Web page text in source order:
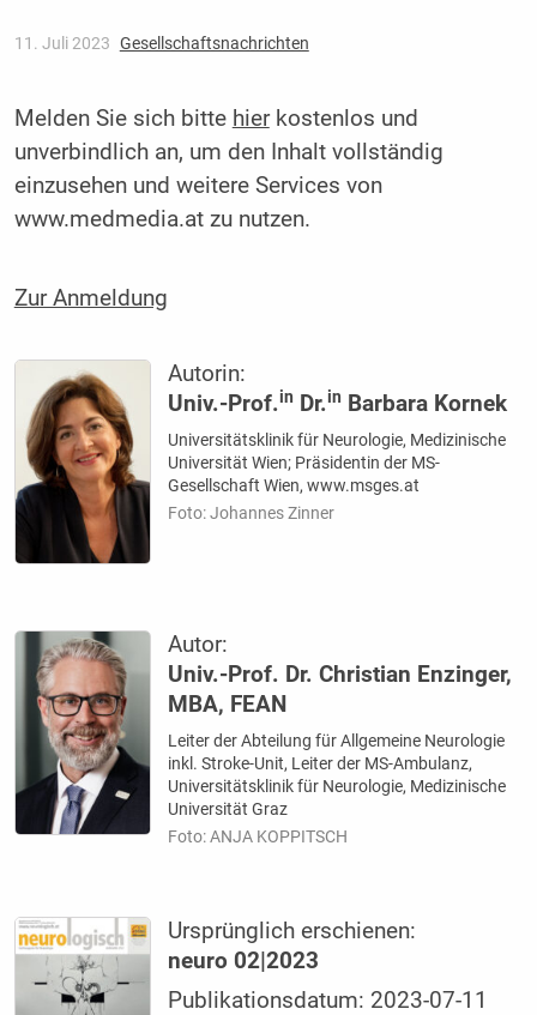
11. Juli 2023 Gesellschaftsnachrichten
Melden Sie sich bitte hierkostenlos und
unverbindlich an, um den Inhalt vollständig
einzusehen und weitere Services von
www.medmedia.at zu nutzen.
Zur Anmeldung
Autorin:
Univ.-Prof.in Dr.in Barbara Kornek
Universitätsklinik für Neurologie, Medizinische
Universität Wien; Präsidentin der MS-
Gesellschaft Wien, www.msges.at
Foto: Johannes Zinner
Autor:
Univ.-Prof. Dr. Christian Enzinger,
MBA, FEAN
Leiter der Abteilung für Allgemeine Neurologie
inkl. Stroke-Unit, Leiter der MS-Ambulanz,
Universitätsklinik für Neurologie, Medizinische
Universität Graz
Foto: ANJA KOPPITSCH
Ursprünglich erschienen:
neuro 02|2023
Publikationsdatum: 2023-07-11